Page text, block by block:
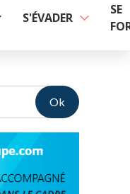
S'ÉVADER
SE
Ok